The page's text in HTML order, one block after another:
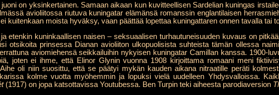
juoni on yksinkertainen. Samaan aikaan kun kuvitteellisen Sardelian kuningas
avioliitossa riutuva kuningatar elämänsä romanssin englantilaisen
kuitenkaan moista hyväksy, vaan päättää lopettaa kuningattaren onnen tavalla tai
etenkin kuninkaallisen naisen – seksuaalisen turhautuneisuuden kuvaus on
otsikoita prinsessa Dianan avioliiton ulkopuolisista suhteista tämän ollessa
aviomiehensä seikkailuihin nykyisen kuningatar Camillan kanssa. 1900-
joten ei ihme, että Elinor Glynin vuonna 1908 kirjoittama romaani meni
oli niin suosittu, että se päätyi mykän kauden aikana nitraatille peräti
kolme vuotta myöhemmin ja lopuksi vielä uudelleen Yhdysvalloissa.
(1917) on jopa katsottavissa Youtubessa. Ben Turpin teki aiheesta parodiaversion